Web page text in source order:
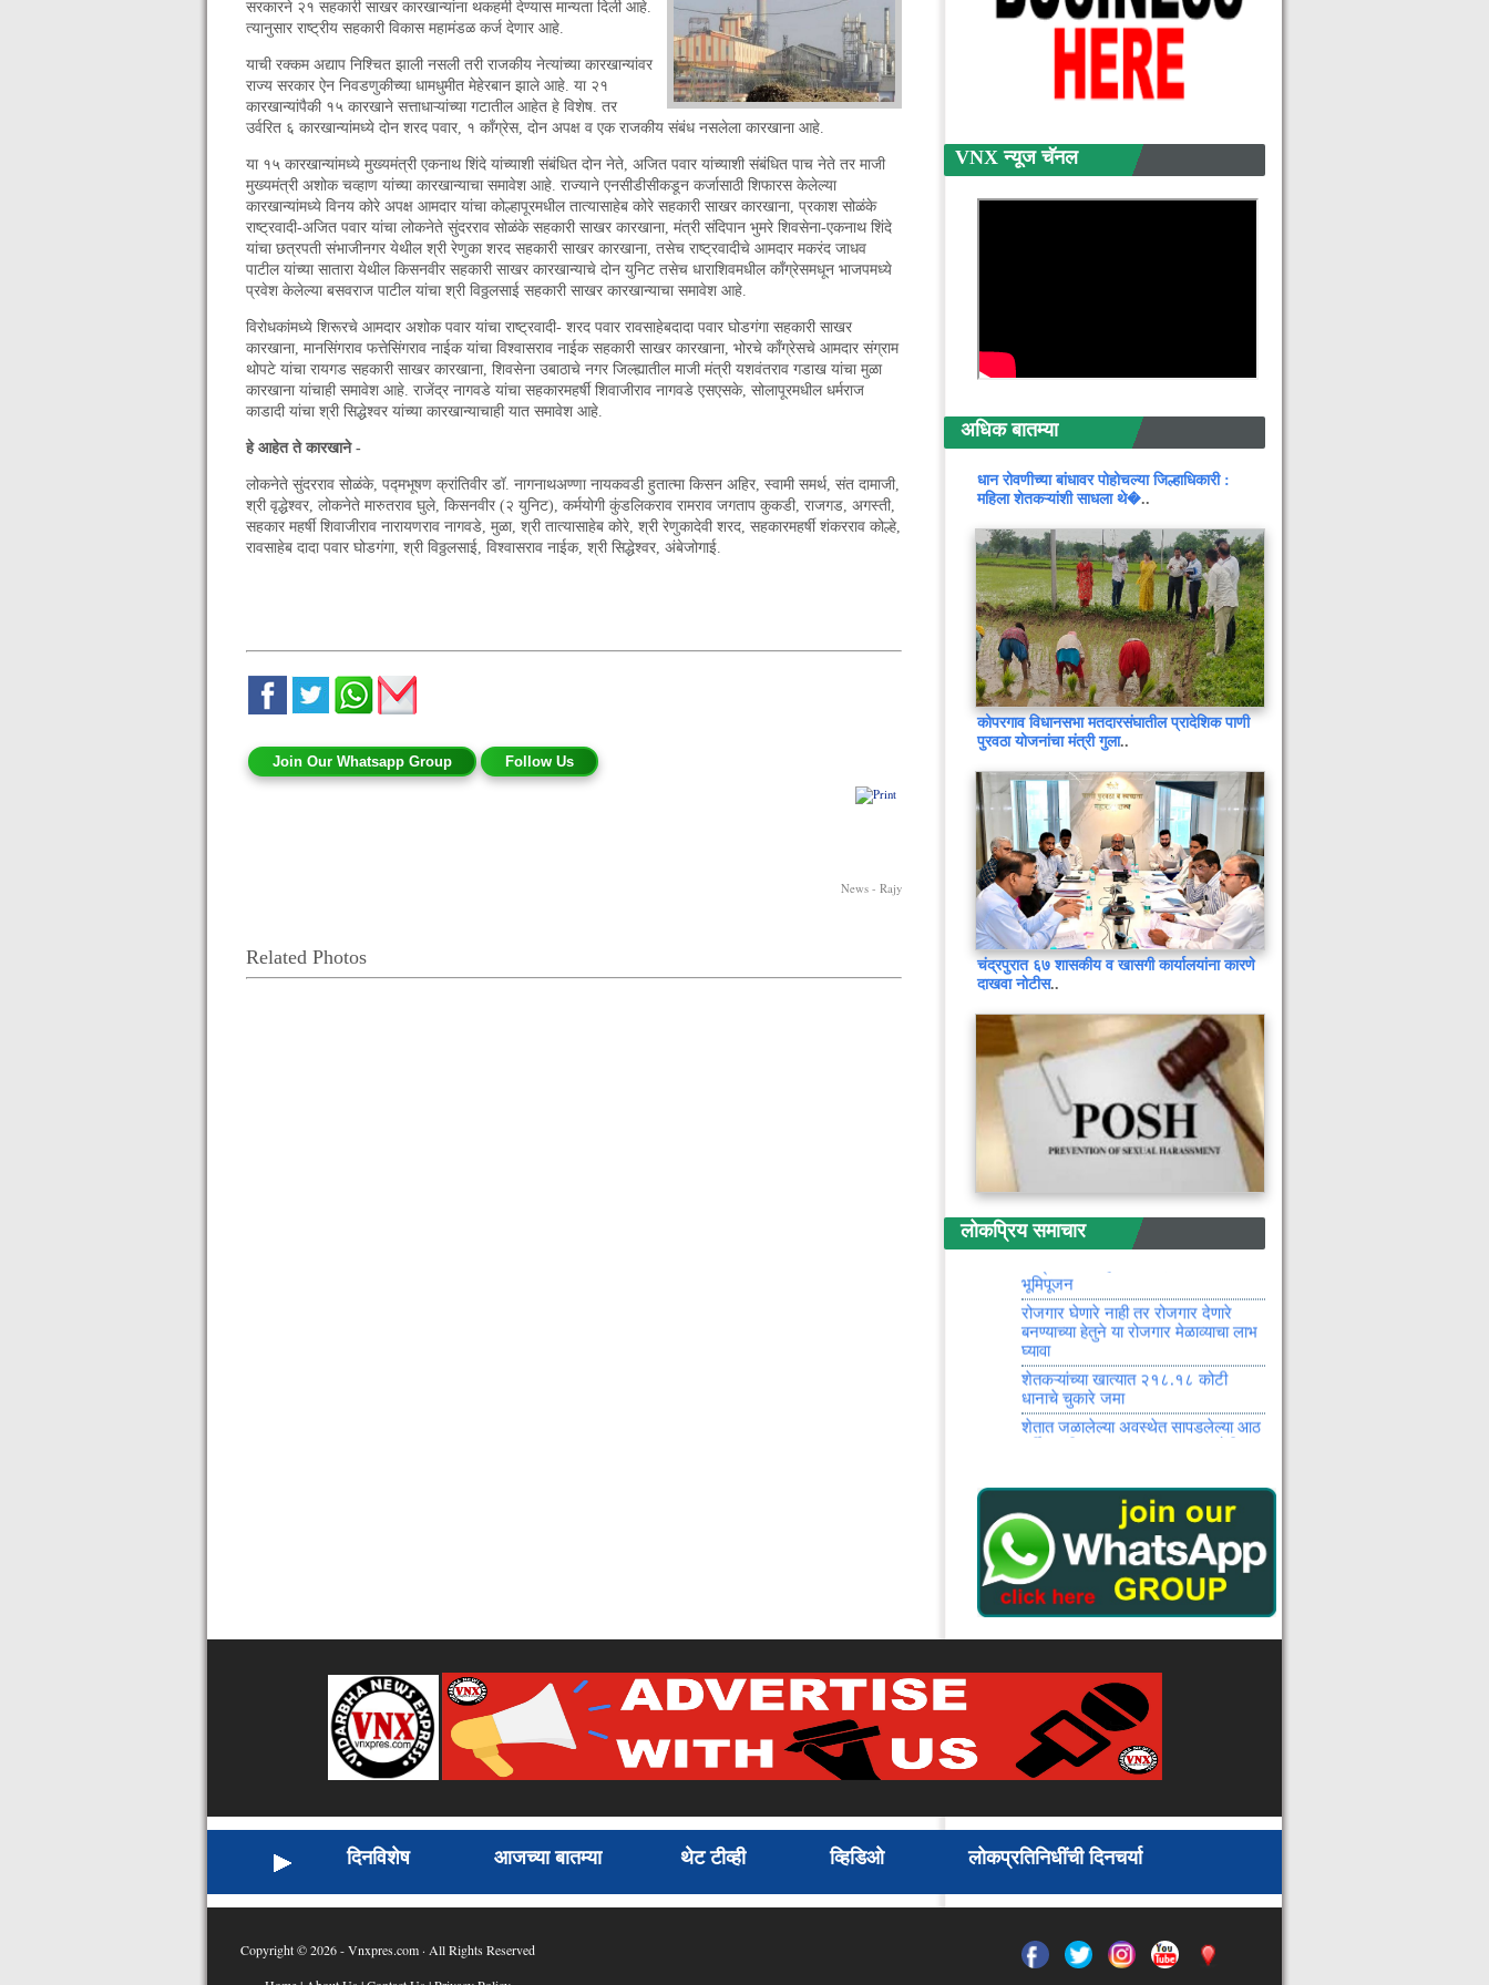
सरकारने २१ सहकारी साखर कारखान्यांना थकहमी देण्यास मान्यता दिली आहे.
त्यानुसार राष्ट्रीय सहकारी विकास महामंडळ कर्ज देणार आहे.
याची रक्कम अद्याप निश्चित झाली नसली तरी राजकीय नेत्यांच्या कारखान्यांवर
राज्य सरकार ऐन निवडणुकीच्या धामधुमीत मेहेरबान झाले आहे. या २१
कारखान्यांपैकी १५ कारखाने सत्ताधाऱ्यांच्या गटातील आहेत हे विशेष. तर
उर्वरित ६ कारखान्यांमध्ये दोन शरद पवार, १ काँग्रेस, दोन अपक्ष व एक राजकीय संबंध नसलेला कारखाना आहे.
या १५ कारखान्यांमध्ये मुख्यमंत्री एकनाथ शिंदे यांच्याशी संबंधित दोन नेते, अजित पवार यांच्याशी संबंधित पाच नेते तर माजी
मुख्यमंत्री अशोक चव्हाण यांच्या कारखान्याचा समावेश आहे. राज्याने एनसीडीसीकडून कर्जासाठी शिफारस केलेल्या
कारखान्यांमध्ये विनय कोरे अपक्ष आमदार यांचा कोल्हापूरमधील तात्यासाहेब कोरे सहकारी साखर कारखाना, प्रकाश सोळंके
राष्ट्रवादी-अजित पवार यांचा लोकनेते सुंदरराव सोळंके सहकारी साखर कारखाना, मंत्री संदिपान भुमरे शिवसेना-एकनाथ शिंदे
यांचा छत्रपती संभाजीनगर येथील श्री रेणुका शरद सहकारी साखर कारखाना, तसेच राष्ट्रवादीचे आमदार मकरंद जाधव
पाटील यांच्या सातारा येथील किसनवीर सहकारी साखर कारखान्याचे दोन युनिट तसेच धाराशिवमधील काँग्रेसमधून भाजपमध्ये
प्रवेश केलेल्या बसवराज पाटील यांचा श्री विठ्ठलसाई सहकारी साखर कारखान्याचा समावेश आहे.
विरोधकांमध्ये शिरूरचे आमदार अशोक पवार यांचा राष्ट्रवादी- शरद पवार रावसाहेबदादा पवार घोडगंगा सहकारी साखर
कारखाना, मानसिंगराव फत्तेसिंगराव नाईक यांचा विश्वासराव नाईक सहकारी साखर कारखाना, भोरचे काँग्रेसचे आमदार संग्राम
थोपटे यांचा रायगड सहकारी साखर कारखाना, शिवसेना उबाठाचे नगर जिल्ह्यातील माजी मंत्री यशवंतराव गडाख यांचा मुळा
कारखाना यांचाही समावेश आहे. राजेंद्र नागवडे यांचा सहकारमहर्षी शिवाजीराव नागवडे एसएसके, सोलापूरमधील धर्मराज
काडादी यांचा श्री सिद्धेश्वर यांच्या कारखान्याचाही यात समावेश आहे.
हे आहेत ते कारखाने -
लोकनेते सुंदरराव सोळंके, पद्मभूषण क्रांतिवीर डॉ. नागनाथअण्णा नायकवडी हुतात्मा किसन अहिर, स्वामी समर्थ, संत दामाजी,
श्री वृद्धेश्वर, लोकनेते मारुतराव घुले, किसनवीर (२ युनिट), कर्मयोगी कुंडलिकराव रामराव जगताप कुकडी, राजगड, अगस्ती,
सहकार महर्षी शिवाजीराव नारायणराव नागवडे, मुळा, श्री तात्यासाहेब कोरे, श्री रेणुकादेवी शरद, सहकारमहर्षी शंकरराव कोल्हे,
रावसाहेब दादा पवार घोडगंगा, श्री विठ्ठलसाई, विश्वासराव नाईक, श्री सिद्धेश्वर, अंबेजोगाई.
Join Our Whatsapp Group Follow Us
News - Rajy
Related Photos
VNX न्यूज चॅनल
अधिक बातम्या
धान रोवणीच्या बांधावर पोहोचल्या जिल्हाधिकारी :
महिला शेतकऱ्यांशी साधला थे�..
कोपरगाव विधानसभा मतदारसंघातील प्रादेशिक पाणी
पुरवठा योजनांचा मंत्री गुला..
चंद्रपुरात ६७ शासकीय व खासगी कार्यालयांना कारणे
दाखवा नोटीस..
लोकप्रिय समाचार
गोंदिया : दुचाकीवर कारची जोरदार धडक :
पती गंभीर जखमी, पत्नी किरकोळ दुखापत
महिला मोर्चाच्या प्रदेशाध्यक्ष चित्रा वाघ
यांच्या मार्गदर्शनाचा लाभ घेण्याचे योगिता
आजचे दिनविशेष
अखेर नागरिकांनीच सावरला कमलापूर-
रेपणपल्ली मार्ग : लोकसहभागातून
खड्ड्यांची डागडुजी, संतोष ताटीकोंडावार
यांचा पुढाकार
देशातील बँकांमध्ये ३५ हजार कोटी रुपये
बेवारस : सार्वजनिक बँकांनी आरबीआयकडे
सोपवली रक्कम
बाल विवाहाला प्रतिबंधासाठी प्रशासनाचे
कडक पाऊल
बल्लारपूरात पोलिसांची धडक कारवाई : ३०
पेट्या अवैध देशी दारूसह ७.२० लाखांचा
मुद्देमाल जप्त
अट्टल गुन्हेगारास देशीकट्टा, दोन जिवंत
काडतुस सह अटक : स्थानिक गुन्हे शाखेची
कारवाई
नागपूर मेट्रोच्या भाडेवाढी वरून लोकांमध्ये
मैत्रिणीसोबत बोलण्याच्या संशयातून
तरुणावर जीवघेणा चाकूहल्ला : कोठारीत
खळबळ
आत्राम यांच्या हस्ते विकास कामांचे
भूमिपूजन
रोजगार घेणारे नाही तर रोजगार देणारे
बनण्याच्या हेतुने या रोजगार मेळाव्याचा लाभ
घ्यावा
शेतकऱ्यांच्या खात्यात २१८.१८ कोटी
धानाचे चुकारे जमा
शेतात जळालेल्या अवस्थेत सापडलेल्या आठ
गडचिरोली जिल्यातील शेतकऱ्यांना
अनुदानित दराने बियाणे उपलब्ध
महिलांच्या उत्थानासाठी मोदी सरकार
प्रयत्नशील : भाजप महिला आघाडीच्या
प्रदेश उपाध्यक्ष वनिता कानडे
पुनरागमन : धान रोवणीच्या हंगामात शेतकरी
समस्त जनतेला दीपावलीच्या हार्दिक शुभेच्छा
ई-ग्राम प्रणालीत भोसा गाव नागपूर
विभागातून अव्वल
कायद्याचे पालन करून वनपट्टे द्या;
दिनविशेष आजच्या बातम्या थेट टीव्ही व्हिडिओ लोकप्रतिनिधींची दिनचर्या
Copyright © 2026 - Vnxpres.com · All Rights Reserved